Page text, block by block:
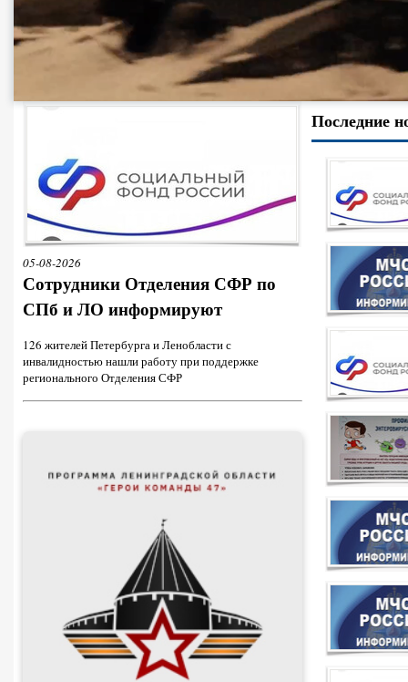
05-08-2026
Сотрудники Отделения СФР по
СПб и ЛО информируют
126 жителей Петербурга и Ленобласти с
инвалидностью нашли работу при поддержке
регионального Отделения СФР
Последние